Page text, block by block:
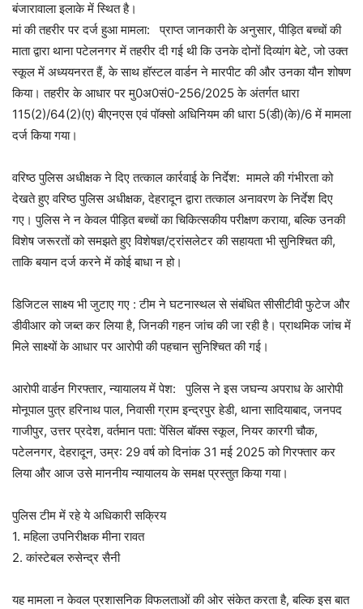
बंजारावाला इलाके में स्थित है।
मां की तहरीर पर दर्ज हुआ मामला: प्राप्त जानकारी के अनुसार, पीड़ित बच्चों की
माता द्वारा थाना पटेलनगर में तहरीर दी गई थी कि उनके दोनों दिव्यांग बेटे, जो उक्त
स्कूल में अध्ययनरत हैं, के साथ हॉस्टल वार्डन ने मारपीट की और उनका यौन शोषण
किया। तहरीर के आधार पर मु0अ0सं0-256/2025 के अंतर्गत धारा
115(2)/64(2)(ए) बीएनएस एवं पॉक्सो अधिनियम की धारा 5(डी)(के)/6 में मामला
दर्ज किया गया।
वरिष्ठ पुलिस अधीक्षक ने दिए तत्काल कार्रवाई के निर्देश: मामले की गंभीरता को
देखते हुए वरिष्ठ पुलिस अधीक्षक, देहरादून द्वारा तत्काल अनावरण के निर्देश दिए
गए। पुलिस ने न केवल पीड़ित बच्चों का चिकित्सकीय परीक्षण कराया, बल्कि उनकी
विशेष जरूरतों को समझते हुए विशेषज्ञ/ट्रांसलेटर की सहायता भी सुनिश्चित की,
ताकि बयान दर्ज करने में कोई बाधा न हो।
डिजिटल साक्ष्य भी जुटाए गए : टीम ने घटनास्थल से संबंधित सीसीटीवी फुटेज और
डीवीआर को जब्त कर लिया है, जिनकी गहन जांच की जा रही है। प्राथमिक जांच में
मिले साक्ष्यों के आधार पर आरोपी की पहचान सुनिश्चित की गई।
आरोपी वार्डन गिरफ्तार, न्यायालय में पेश: पुलिस ने इस जघन्य अपराध के आरोपी
मोनूपाल पुत्र हरिनाथ पाल, निवासी ग्राम इन्द्रपुर हेडी, थाना सादियाबाद, जनपद
गाजीपुर, उत्तर प्रदेश, वर्तमान पता: पेंसिल बॉक्स स्कूल, नियर कारगी चौक,
पटेलनगर, देहरादून, उम्र: 29 वर्ष को दिनांक 31 मई 2025 को गिरफ्तार कर
लिया और आज उसे माननीय न्यायालय के समक्ष प्रस्तुत किया गया।
पुलिस टीम में रहे ये अधिकारी सक्रिय
1. महिला उपनिरीक्षक मीना रावत
2. कांस्टेबल रुसेन्द्र सैनी
यह मामला न केवल प्रशासनिक विफलताओं की ओर संकेत करता है, बल्कि इस बात